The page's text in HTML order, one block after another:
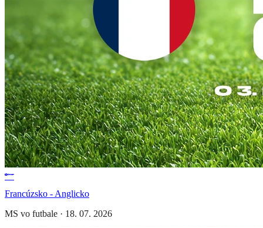
Francúzsko - Anglicko
MS vo futbale · 18. 07. 2026